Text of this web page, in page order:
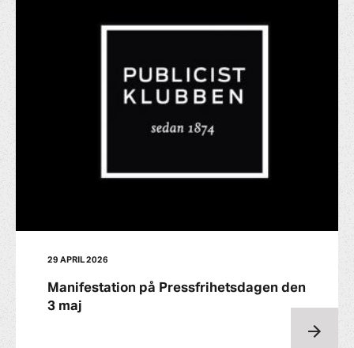
29 APRIL 2026
Manifestation på Pressfrihetsdagen den
3 maj